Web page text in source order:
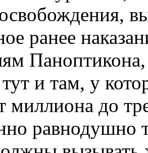
ранее
и там, у
миллиона до
равнодушно